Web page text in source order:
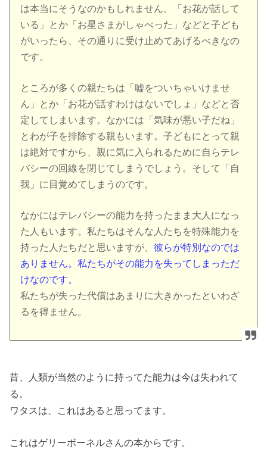
は本当にそうなのかもしれません。「お花が話して
いる」とか「お星さまがしゃべった」などと子ども
がいったら、その通りに受け止めてあげるべきなの
です。
ところが多くの親たちは「嘘をついちゃいけませ
ん」とか「お花が話すわけはないでしょ」などと否
定してしまいます。なかには「気味が悪い子だね」
とわが子を排除する親もいます。子どもにとって親
は絶対ですから、親に気に入られるために自らテレ
バシーの回線を閉じてしまうでしょう。そして「自
我」に目覚めてしまうのです。
なかにはテレパシーの能力を持ったまま大人になっ
た人もいます。私たちはそんな人たちを特殊能力を
持った人たちだと思いますが、彼らが特別なのでは
ありません。私たちがその能力を失ってしまっただ
けなのです。
私たちが失った代償はあまりに大きかったといわざ
るを得ません。
昔、人類が当然のように持ってた能力は今は失われて
る。
ワタスは、これはあると思ってます。
これはゲリーボーネルさんの本からです。